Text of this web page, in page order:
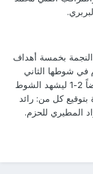
بخمسة أهداف
شوطها الثاني
ومتوسطا في شوطها الأول الذي انتهى بتقدم الحزم أيضاً 2-1 ليشهد الشوط
بتوقيع كل من: رائد
المطيري للحزم.